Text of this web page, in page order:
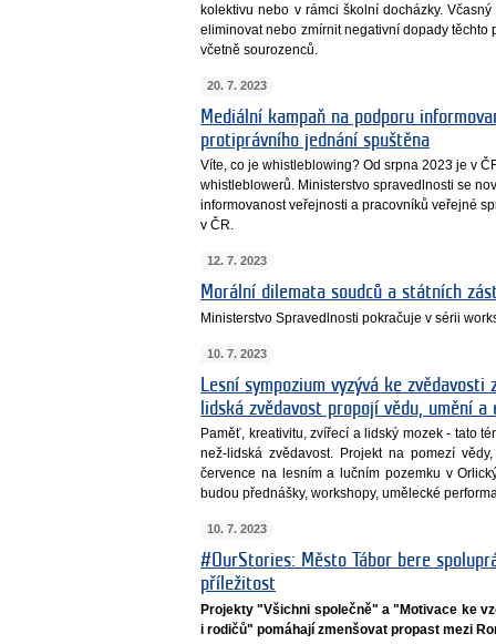
kolektivu nebo v rámci školní docházky.
eliminovat nebo zmírnit negativní dopady
včetně sourozenců.
20. 7. 2023
Mediální kampaň na podporu
protiprávního jednání spuštěna
Víte, co je whistleblowing? Od srpna 2023 je v
whistleblowerů. Ministerstvo spravedlnosti se
informovanost veřejnosti a pracovníků veřejné
v ČR.
12. 7. 2023
Morální dilemata soudců a státních
Ministerstvo Spravedlnosti pokračuje v sérii
10. 7. 2023
Lesní sympozium vyzývá ke
lidská zvědavost propojí vědu, umění a
Paměť, kreativitu, zvířecí a lidský mozek - tato
než-lidská zvědavost. Projekt na pomezí
července na lesním a lučním pozemku v
budou přednášky, workshopy, umělecké
10. 7. 2023
#OurStories: Město Tábor bere
příležitost
Projekty "Všichni společně" a "Motivace ke
i rodičů" pomáhají zmenšovat propast mezi